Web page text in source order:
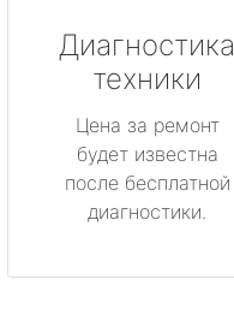
Диагностика
техники
Цена за ремонт
будет известна
после бесплатной
диагностики.